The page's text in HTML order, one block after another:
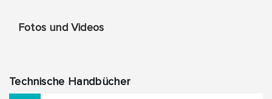
Fotos und Videos
Technische Handbücher